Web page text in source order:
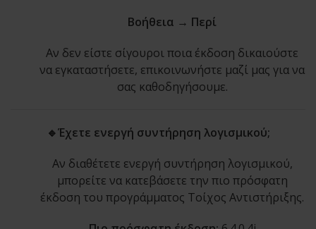
Βοήθεια → Περί
Αν δεν είστε σίγουροι ποια έκδοση δικαιούστε
να εγκαταστήσετε, επικοινωνήστε μαζί μας για να
σας καθοδηγήσουμε.
🔹Έχετε ενεργή συντήρηση λογισμικού;
Αν διαθέτετε ενεργή συντήρηση λογισμικού,
μπορείτε να κατεβάσετε την πιο πρόσφατη
έκδοση του προγράμματος Τοίχος Αντιστήριξης.